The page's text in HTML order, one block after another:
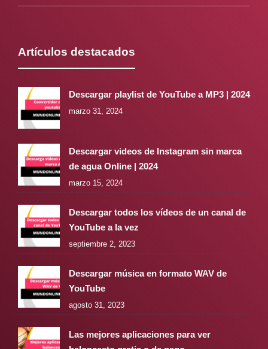
Artículos destacados
Descargar playlist de YouTube a MP3 | 2024
marzo 31, 2024
Descargar videos de Instagram sin marca
de agua Online | 2024
marzo 15, 2024
Descargar todos los vídeos de un canal de
YouTube a la vez
septiembre 2, 2023
Descargar música en formato WAV de
YouTube
agosto 31, 2023
Las mejores aplicaciones para ver